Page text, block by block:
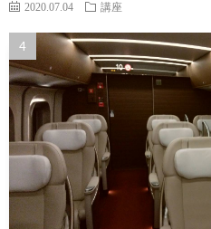
2020.07.04 講座